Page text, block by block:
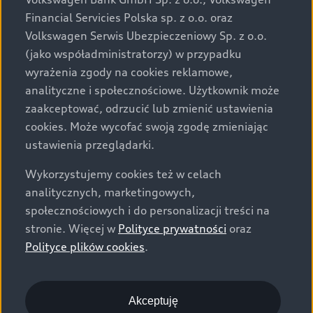
za dopłatą. Wiążące ustalenie ceny, wyposażenia i
specyfikacji pojazdu następują w umowie sprzedaży, a
określenie parametrów technicznych zawiera
świadectwo homologacji typu pojazdu. Zastrzegamy
sobie prawo do zmian i pomyłek. Wszelkie informacje
prezentowane na stronie są aktualne na dzień ich
zamieszczania. W celu uzyskania najnowszych
informacji prosimy kontaktować się z Partnerem Marki
Audi.
Wszystkie produkowane obecnie samochody marki Audi
są wykonywane z materiałów spełniających pod
względem możliwości odzysku i recyklingu wymagania
określone w normie ISO 22628 i są zgodne z
europejskimi świadectwami homologacji wydanymi wg
o.o. podlega obowiązkowi zapewnienia wszystkim
użytkownikom samochodów marki Volkswagen sieci
Financial Servicies Polska sp. z o.o. oraz
Volkswagen Serwis Ubezpieczeniowy Sp. z o.o.
(jako współadministratorzy) w przypadku
wyrażenia zgody na cookies reklamowe,
analityczne i społecznościowe. Użytkownik może
zaakceptować, odrzucić lub zmienić ustawienia
cookies. Może wycofać swoją zgodę zmieniając
ustawienia przeglądarki.
Wykorzystujemy cookies też w celach
analitycznych, marketingowych,
społecznościowych i do personalizacji treści na
stronie. Więcej w Polityce prywatności oraz
Polityce plików cookies.
Akceptuję